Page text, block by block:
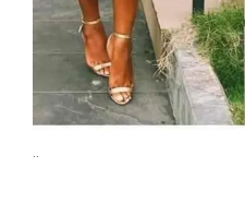
..